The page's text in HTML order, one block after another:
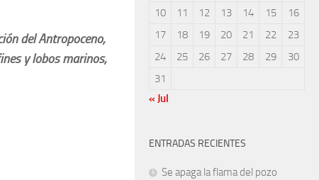
del Antropoceno,
y lobos marinos,
10
11 12 13 14 15
16
17
18 19 20 21 22
23
24
25 26 27 28 29
30
31
« Jul
ENTRADAS RECIENTES
Se apaga la flama del pozo